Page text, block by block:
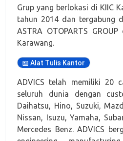
Grup yang berlokasi di KIIC
tahun 2014 dan tergabung
ASTRA OTOPARTS
Karawang.
Alat Tulis Kantor
ADVICS telah memiliki 20
seluruh dunia dengan
Daihatsu, Hino, Suzuki,
Nissan, Isuzu, Yamaha,
Mercedes Benz. ADVICS